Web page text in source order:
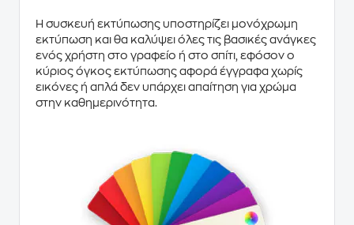
Η συσκευή εκτύπωσης υποστηρίζει μονόχρωμη
εκτύπωση και θα καλύψει όλες τις βασικές ανάγκες
ενός χρήστη στο γραφείο ή στο σπίτι, εφόσον ο
κύριος όγκος εκτύπωσης αφορά έγγραφα χωρίς
εικόνες ή απλά δεν υπάρχει απαίτηση για χρώμα
στην καθημερινότητα.